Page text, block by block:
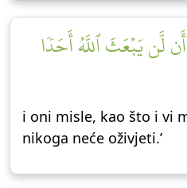
لَّن يَبۡعَثَ ٱللَّهُ أَحَدٗا
i oni misle, kao što i vi
nikoga neće oživjeti.’